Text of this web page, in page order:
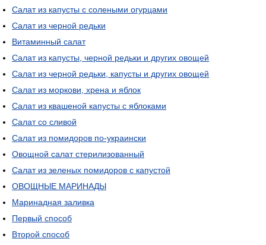
Салат из капусты с солеными огурцами
Салат из черной редьки
Витаминный салат
Салат из капусты, черной редьки и других овощей
Салат из черной редьки, капусты и других овощей
Салат из моркови, хрена и яблок
Салат из квашеной капусты с яблоками
Салат со сливой
Салат из помидоров по-украински
Овощной салат стерилизованный
Салат из зеленых помидоров с капустой
ОВОЩНЫЕ МАРИНАДЫ
Маринадная заливка
Первый способ
Второй способ